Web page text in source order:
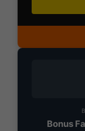
Bonus